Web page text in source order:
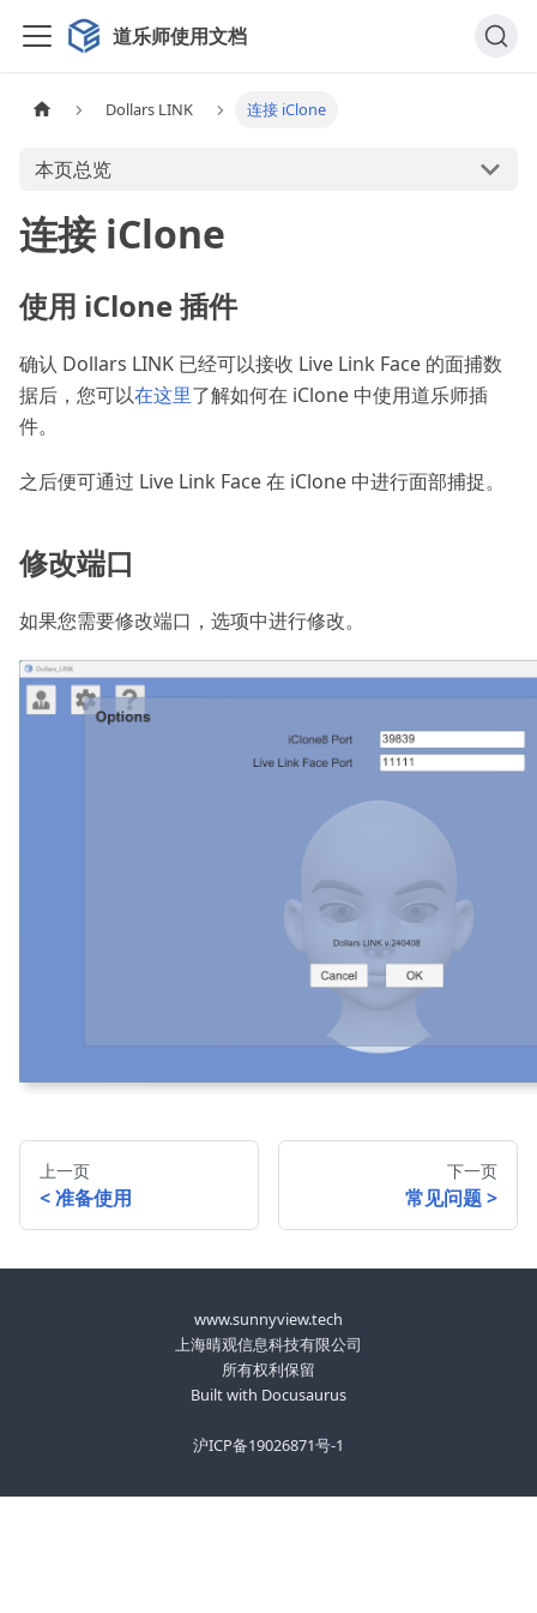
道乐师使用文档
Dollars LINK 连接 iClone
本页总览
连接 iClone
使用 iClone 插件
确认 Dollars LINK 已经可以接收 Live Link Face 的面捕数
据后，您可以在这里了解如何在 iClone 中使用道乐师插
件。
之后便可通过 Live Link Face 在 iClone 中进行面部捕捉。
修改端口
如果您需要修改端口，选项中进行修改。
上一页
准备使用
下一页
常见问题
www.sunnyview.tech
上海晴观信息科技有限公司
所有权利保留
Built with Docusaurus
沪ICP备19026871号-1